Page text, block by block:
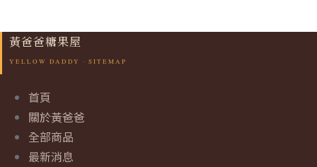
黃爸爸糖果屋
首頁
關於黃爸爸
全部商品
最新消息